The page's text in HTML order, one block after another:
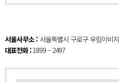
서울사무소 : 서울특별시 구로구 우림이비
대표전화 :1899 – 2497